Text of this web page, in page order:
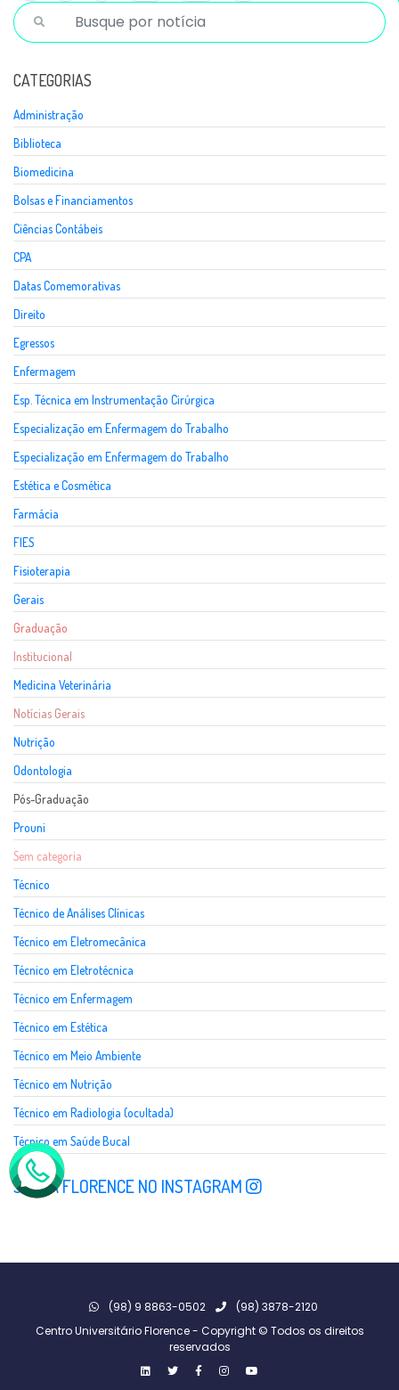
CATEGORIAS
Administração
Biblioteca
Biomedicina
Bolsas e Financiamentos
Ciências Contábeis
CPA
Datas Comemorativas
Direito
Egressos
Enfermagem
Esp. Técnica em Instrumentação Cirúrgica
Especialização em Enfermagem do Trabalho
Especialização em Enfermagem do Trabalho
Estética e Cosmética
Farmácia
FIES
Fisioterapia
Gerais
Graduação
Institucional
Medicina Veterinária
Notícias Gerais
Nutrição
Odontologia
Pós-Graduação
Prouni
Sem categoria
Técnico
Técnico de Análises Clínicas
Técnico em Eletromecânica
Técnico em Eletrotécnica
Técnico em Enfermagem
Técnico em Estética
Técnico em Meio Ambiente
Técnico em Nutrição
Técnico em Radiologia (ocultada)
Técnico em Saúde Bucal
SIGA A FLORENCE NO INSTAGRAM
(98) 9 8863-0502
(98) 3878-2120
Centro Universitário Florence - Copyright © Todos os direitos
reservados